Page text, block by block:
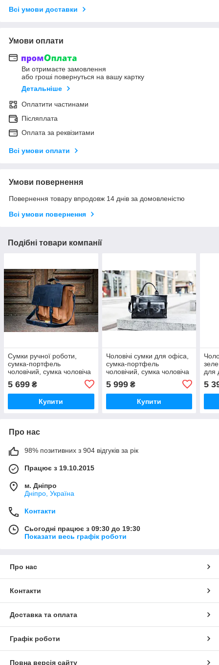
Всі умови доставки
Умови оплати
Ви отримаєте замовлення
або гроші повернуться на вашу картку
Детальніше
Оплатити частинами
Післяплата
Оплата за реквізитами
Всі умови оплати
Умови повернення
Повернення товару впродовж 14 днів за домовленістю
Всі умови повернення
Подібні товари компанії
Сумки ручної роботи,
сумка-портфель
чоловічий, сумка чоловіча
коричнева, чоловіча сумка
для документів 38см*27см
5 699 ₴
Купити
Чоловічі сумки для офіса,
сумка-портфель
чоловічий, сумка чоловіча
чорна, чоловіча сумка для
документів 42 см*32 см
5 999₴
Купити
для
5
Про нас
98% позитивних з 904 відгуків за рік
Працює з 19.10.2015
м. Дніпро
Дніпро, Україна
Контакти
Сьогодні працює з 09:30 до 19:30
Показати весь графік роботи
Про нас
Контакти
Доставка та оплата
Графік роботи
Повна версія сайту